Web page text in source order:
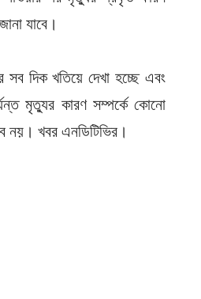
যাবে।
সব দিক খতিয়ে দেখা হচ্ছে এবং
মৃত্যুর কারণ সম্পর্কে কোনো
নয়। খবর এনডিটিভির।